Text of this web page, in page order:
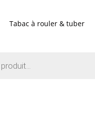
Tabac à rouler & tuber